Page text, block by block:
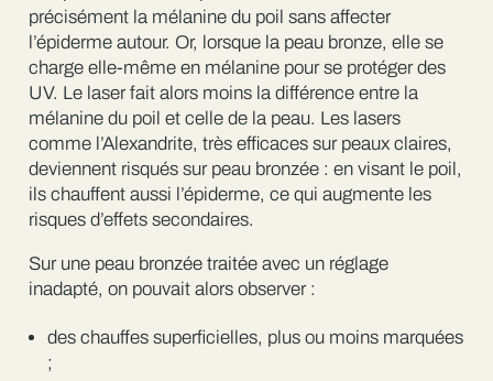
précisément la mélanine du poil sans affecter
l’épiderme autour. Or, lorsque la peau bronze, elle se
charge elle-même en mélanine pour se protéger des
UV. Le laser fait alors moins la différence entre la
mélanine du poil et celle de la peau. Les lasers
comme l’Alexandrite, très efficaces sur peaux claires,
deviennent risqués sur peau bronzée : en visant le poil,
ils chauffent aussi l’épiderme, ce qui augmente les
risques d’effets secondaires.
Sur une peau bronzée traitée avec un réglage
inadapté, on pouvait alors observer :
des chauffes superficielles, plus ou moins marquées
;